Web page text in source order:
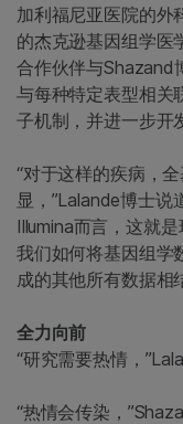
加利福尼亚医院的外
的杰克逊基因组学医
合作伙伴与Shazand
与每种特定表型相关
子机制，并进一步开
“对于这样的疾病，
显，”Lalande博士说
Illumina而言，这就
我们如何将基因组学
成的其他所有数据相
全力向前
“研究需要热情，
“热情会传染，